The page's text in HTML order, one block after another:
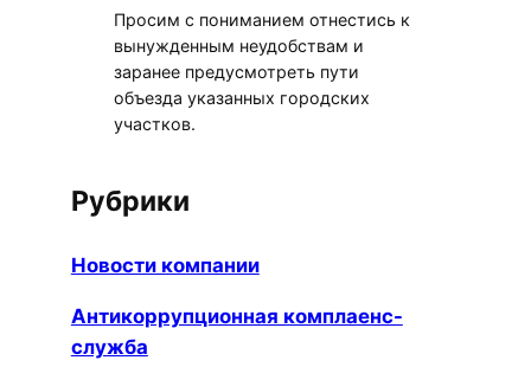
Просим с пониманием отнестись к
вынужденным неудобствам и
заранее предусмотреть пути
объезда указанных городских
участков.
Рубрики
Новости компании
Антикоррупционная комплаенс-
служба